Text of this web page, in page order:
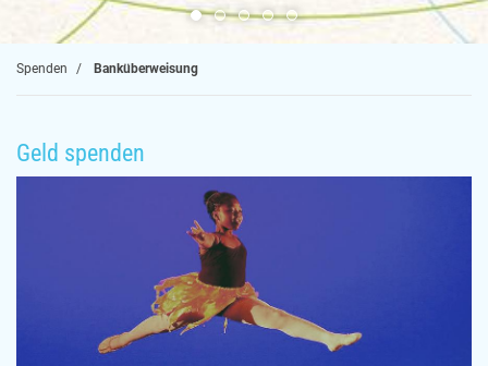
Spenden Banküberweisung
Geld spenden